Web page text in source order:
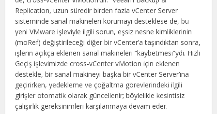
Replication, uzun süredir birden fazla vCenter Server
sisteminde sanal makineleri korumayı desteklese de, bu
yeni VMware işleviyle ilgili sorun, eşsiz nesne kimliklerinin
(moRef) değiştirileceği diğer bir vCenter’a taşındıktan sonra,
işlerin açıkça eklenen sanal makineleri “kaybetmesi”ydi. Hızlı
Geçiş işlevimizde cross-vCenter vMotion için eklenen
destekle, bir sanal makineyi başka bir vCenter Server’ına
geçirirken, yedekleme ve çoğaltma görevlerindeki ilgili
girişler otomatik olarak güncellenir; böylelikle kesintisiz
çalışırlık gereksinimleri karşılanmaya devam eder.